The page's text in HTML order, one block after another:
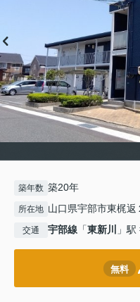
築年数 築20年
所在地 山口県宇部市東梶返
交通 宇部線 「東新川 」
無料